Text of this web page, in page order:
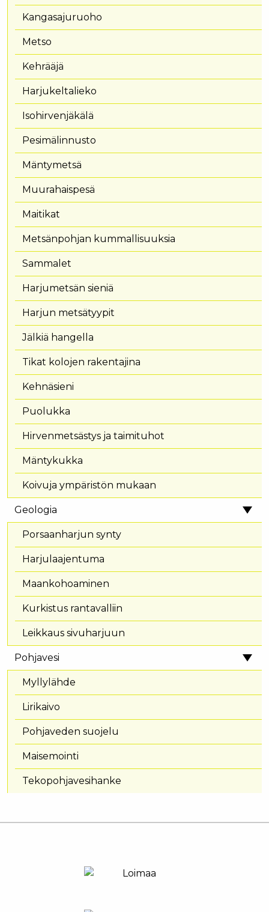
Kangasajuruoho
Metso
Kehrääjä
Harjukeltalieko
Isohirvenjäkälä
Pesimälinnusto
Mäntymetsä
Muurahaispesä
Maitikat
Metsänpohjan kummallisuuksia
Sammalet
Harjumetsän sieniä
Harjun metsätyypit
Jälkiä hangella
Tikat kolojen rakentajina
Kehnäsieni
Puolukka
Hirvenmetsästys ja taimituhot
Mäntykukka
Koivuja ympäristön mukaan
Geologia
Porsaanharjun synty
Harjulaajentuma
Maankohoaminen
Kurkistus rantavalliin
Leikkaus sivuharjuun
Pohjavesi
Myllylähde
Lirikaivo
Pohjaveden suojelu
Maisemointi
Tekopohjavesihanke